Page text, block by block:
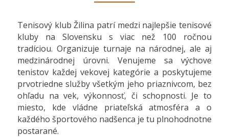
Tenisový klub Žilina patrí medzi najlepšie tenisové
kluby na Slovensku s viac než 100 ročnou
tradíciou. Organizuje turnaje na národnej, ale aj
medzinárodnej úrovni. Venujeme sa výchove
tenistov každej vekovej kategórie a poskytujeme
prvotriedne služby všetkým jeho priaznivcom, bez
ohľadu na vek, výkonnosť, či schopnosti. Je to
miesto, kde vládne priateľská atmosféra a o
každého športového nadšenca je tu plnohodnotne
postarané.